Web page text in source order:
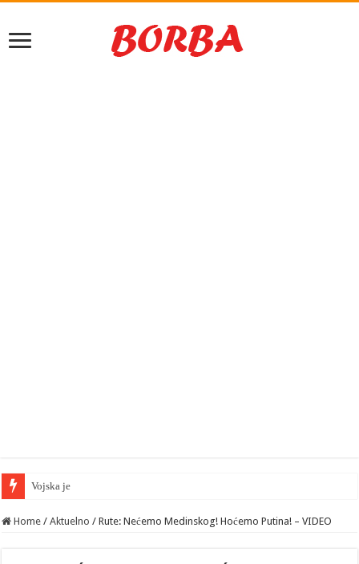
Vojska je ušla u „glavni grad“ —
Home / Aktuelno / Rute: Nećemo Medinskog! Hoćemo Putina! – VIDEO